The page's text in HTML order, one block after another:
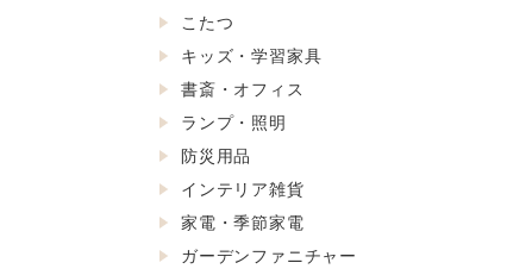
こたつ
キッズ・学習家具
書斎・オフィス
ランプ・照明
防災用品
インテリア雑貨
家電・季節家電
ガーデンファニチャー